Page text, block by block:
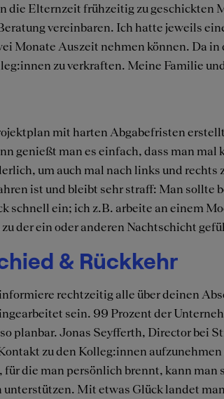
Elternzeit frühzeitig zu geschickten
vereinbaren. Ich hatte jeweils
Monate Auszeit nehmen können. Da
zu verkraften. Meine Familie
mit harten Abgabefristen
genießt man es einfach, dass man
um auch mal nach links und rechts
ist und bleibt sehr straff: Man sollte
schnell ein; ich z.B. arbeite an einem
der ein oder anderen Nachtschicht
& Rückkehr
rechtzeitig alle über deinen
sein. 99 Prozent der
planbar. Jonas Seyfferth, Director bei
zu den Kolleg:innen
die man persönlich brennt, kann man
Mit etwas Glück landet